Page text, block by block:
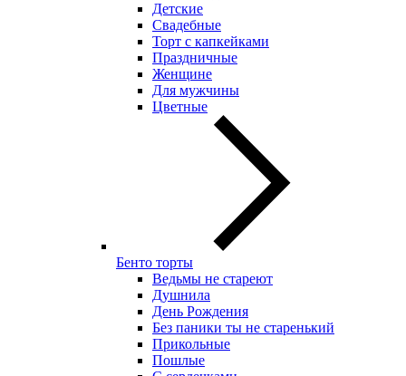
Детские
Свадебные
Торт с капкейками
Праздничные
Женщине
Для мужчины
Цветные
Бенто торты
Ведьмы не стареют
Душнила
День Рождения
Без паники ты не старенький
Прикольные
Пошлые